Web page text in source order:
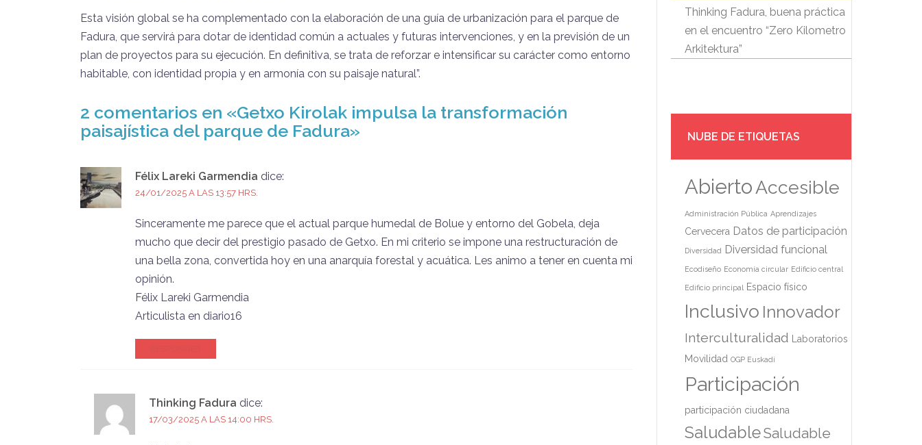
Esta visión global se ha complementado con la elaboración de una guía de urbanización para el parque de
Fadura, que servirá para dotar de identidad común a actuales y futuras intervenciones, y en la previsión de un
plan de proyectos para su ejecución. En definitiva, se trata de reforzar e intensificar su carácter como entorno
habitable, con identidad propia y en armonía con su paisaje natural”.
2 comentarios en «Getxo Kirolak impulsa la transformación
paisajística del parque de Fadura»
Félix Lareki Garmendia dice:
24/01/2025 A LAS 13:57 HRS.
Sinceramente me parece que el actual parque humedal de Bolue y entorno del Gobela, deja
mucho que decir del prestigio pasado de Getxo. En mi criterio se impone una restructuración de
una bella zona, convertida hoy en una anarquía forestal y acuática. Les animo a tener en cuenta mi
opinión.
Félix Lareki Garmendia
Articulista en diario16
Thinking Fadura dice:
17/03/2025 A LAS 14:00 HRS.
Thinking Fadura, buena práctica
en el encuentro “Zero Kilometro
Arkitektura”
NUBE DE ETIQUETAS
AbiertoAccesible
Administración Pública Aprendizajes
Cervecera Datos de participación
Diversidad Diversidad funcional
Ecodiseño Economía circular Edificio central
Edificio principal Espacio físico
Inclusivo Innovador
Interculturalidad
Laboratorios
Movilidad OGP Euskadi
Participación
participación ciudadana
SaludableSaludable